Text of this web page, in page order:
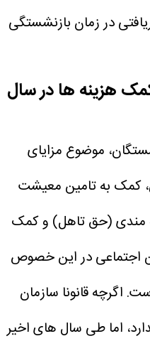
در زمان بازنشستگی
هزینه ها در سال
موضوع مزایای
کمک به تامین معیشت
مندی (حق تاهل) و کمک
اجتماعی در این خصوص
اگرچه قانونا سازمان
اما طی سال های اخیر